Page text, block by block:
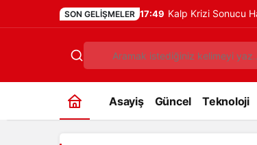
SON GELIŞMELER 17:49 Kalp Krizi Sonucu
Asayiş Güncel Teknoloji